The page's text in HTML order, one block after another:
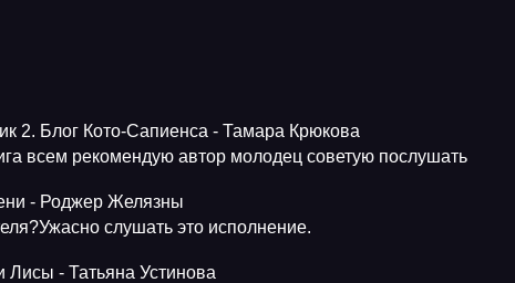
2. Блог Кото-Сапиенса - Тамара Крюкова
всем рекомендую автор молодец советую послушать
- Роджер Желязны
слушать это исполнение.
Лисы - Татьяна Устинова